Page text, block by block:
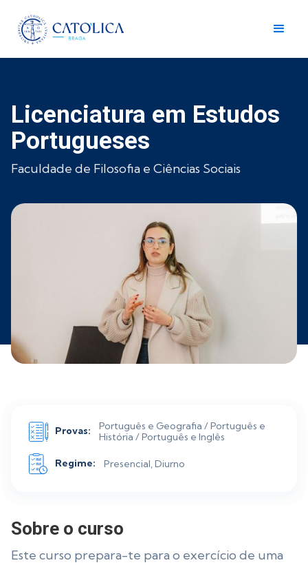
Licenciatura em Estudos
Portugueses
Faculdade de Filosofia e Ciências Sociais
Provas:
Português e Geografia / Português e
História / Português e Inglês
Regime: Presencial, Diurno
Sobre o curso
Este curso prepara-te para o exercício de uma